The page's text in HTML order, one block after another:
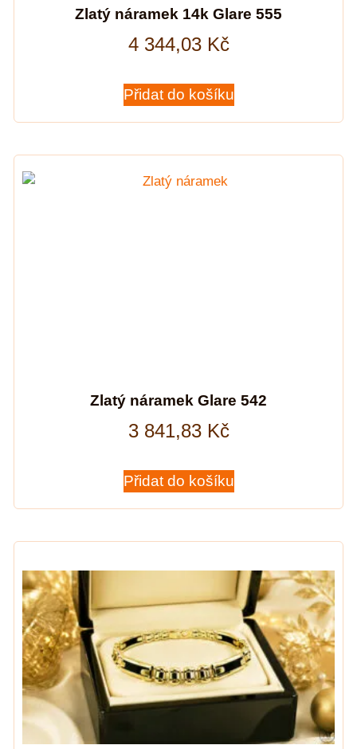
Zlatý náramek 14k Glare 555
4 344,03 Kč
Přidat do košíku
Zlatý náramek Glare 542
3 841,83 Kč
Přidat do košíku